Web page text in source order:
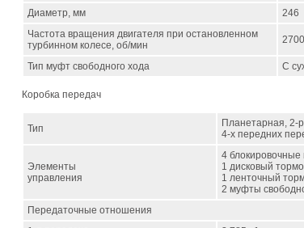
Диаметр, мм
246
Частота вращения двигателя при остановленном
турбинном колесе, об/мин
2700
Тип муфт свободного хода С
Коробка передач
Тип
Планетарная, 2-
4-х передних
Элементы
управления
4
1 дисковый
1 ленточный
2 муфты
Передаточные отношения